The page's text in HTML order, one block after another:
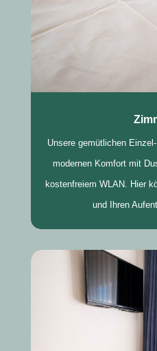
Unsere gemütlichen
modernen Komfort mit
kostenfreiem WLAN. Hier
und Ihren